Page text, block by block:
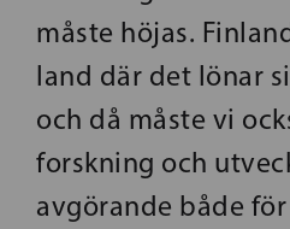
måste höjas.
land där det lönar
och då måste vi
forskning och
avgörande både